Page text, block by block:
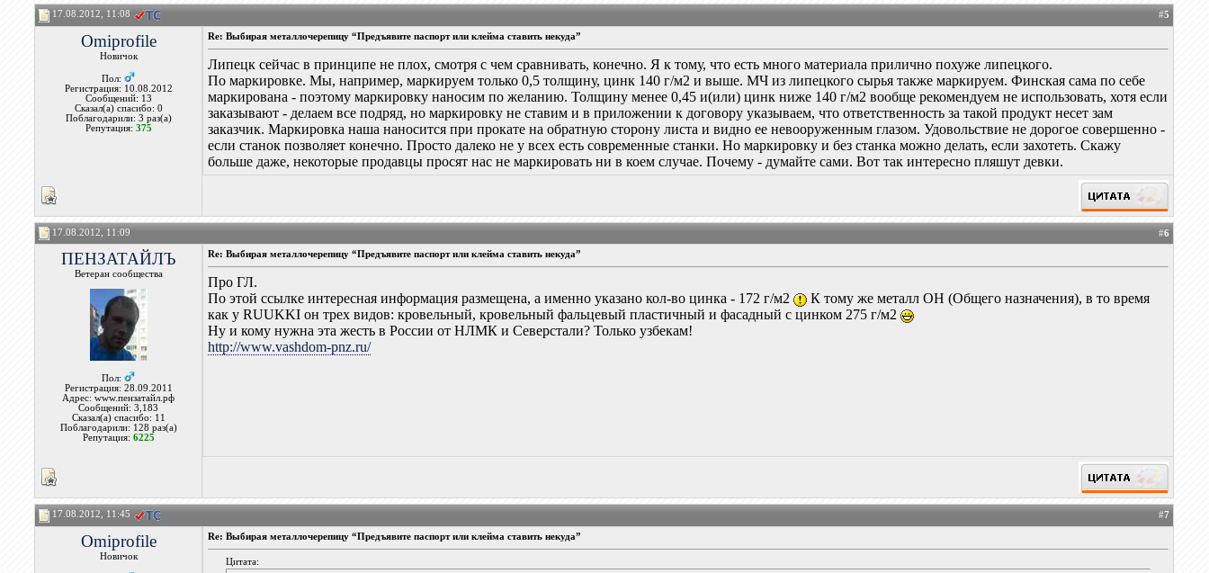
17.08.2012, 11:08 #5
Omiprofile
Новичок
Пол:
Регистрация: 10.08.2012
Сообщений: 13
Сказал(а) спасибо: 0
Поблагодарили: 3 раз(а)
Репутация: 375
Re: Выбирая металлочерепицу “Предъявите паспорт или клейма ставить некуда”
Липецк сейчас в принципе не плох, смотря с чем сравнивать, конечно. Я к тому, что есть много материала прилично похуже липецкого.
По маркировке. Мы, например, маркируем только 0,5 толщину, цинк 140 г/м2 и выше. МЧ из липецкого сырья также маркируем. Финская сама по себе
маркирована - поэтому маркировку наносим по желанию. Толщину менее 0,45 и(или) цинк ниже 140 г/м2 вообще рекомендуем не использовать, хотя если
заказывают - делаем все подряд, но маркировку не ставим и в приложении к договору указываем, что ответственность за такой продукт несет зам
заказчик. Маркировка наша наносится при прокате на обратную сторону листа и видно ее невооруженным глазом. Удовольствие не дорогое совершенно -
если станок позволяет конечно. Просто далеко не у всех есть современные станки. Но маркировку и без станка можно делать, если захотеть. Скажу
больше даже, некоторые продавцы просят нас не маркировать ни в коем случае. Почему - думайте сами. Вот так интересно пляшут девки.
17.08.2012, 11:09 #6
ПЕНЗАТАЙЛЪ
Ветеран сообщества
Пол:
Регистрация: 28.09.2011
Адрес: www.пензатайл.рф
Сообщений: 3,183
Сказал(а) спасибо: 11
Поблагодарили: 128 раз(а)
Репутация: 6225
Re: Выбирая металлочерепицу “Предъявите паспорт или клейма ставить некуда”
Про ГЛ.
По этой ссылке интересная информация размещена, а именно указано кол-во цинка - 172 г/м2
К тому же металл ОН (Общего назначения), в то время
как у RUUKKI он трех видов: кровельный, кровельный фальцевый пластичный и фасадный с цинком 275 г/м2
Ну и кому нужна эта жесть в России от НЛМК и Северстали? Только узбекам!
http://www.vashdom-pnz.ru/
17.08.2012, 11:45 #7
Omiprofile
Новичок
Re: Выбирая металлочерепицу “Предъявите паспорт или клейма ставить некуда”
Цитата: